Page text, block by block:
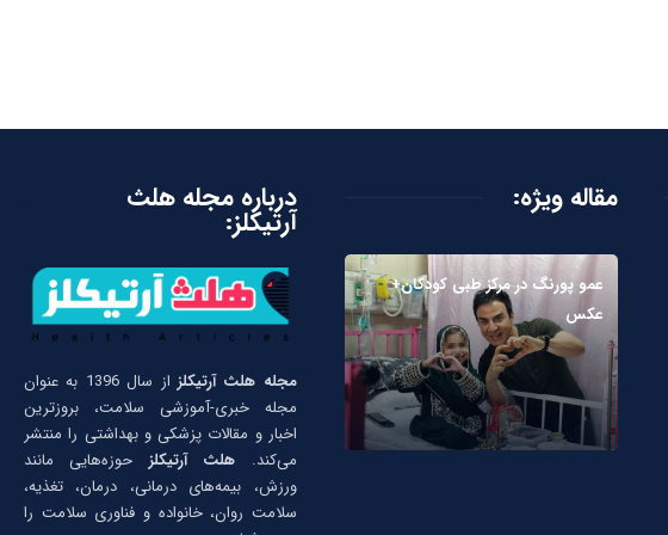
مقاله ویژه:
عمو پورنگ در مرکز طبی کودکان+
عکس
درباره مجله هلث
آرتیکلز:
مجله هلث آرتیکلز
از سال 1396 به عنوان
مجله خبری-آموزشی سلامت، بروزترین
اخبار و مقالات پزشکی و بهداشتی را منتشر
می‌کند. هلث آرتیکلز حوزه‌هایی مانند
ورزش، بیمه‌های درمانی، درمان، تغذیه،
سلامت روان، خانواده و فناوری سلامت را